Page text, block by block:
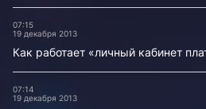
07:15
19 декабря 2013
Как работает «личный кабинет
07:14
19 декабря 2013